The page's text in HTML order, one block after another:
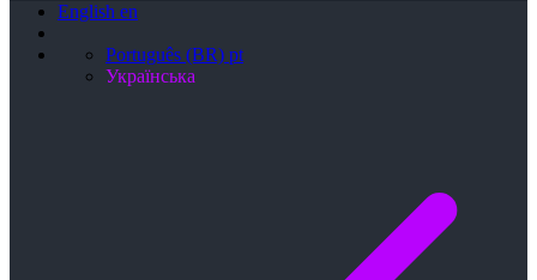
English en
Português (BR) pt
Українська